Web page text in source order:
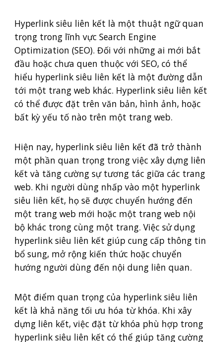
Hyperlink siêu liên kết là một thuật ngữ quan
trọng trong lĩnh vực Search Engine
Optimization (SEO). Đối với những ai mới bắt
đầu hoặc chưa quen thuộc với SEO, có thể
hiểu hyperlink siêu liên kết là một đường dẫn
tới một trang web khác. Hyperlink siêu liên kết
có thể được đặt trên văn bản, hình ảnh, hoặc
bất kỳ yếu tố nào trên một trang web.
Hiện nay, hyperlink siêu liên kết đã trở thành
một phần quan trọng trong việc xây dựng liên
kết và tăng cường sự tương tác giữa các trang
web. Khi người dùng nhấp vào một hyperlink
siêu liên kết, họ sẽ được chuyển hướng đến
một trang web mới hoặc một trang web nội
bộ khác trong cùng một trang. Việc sử dụng
hyperlink siêu liên kết giúp cung cấp thông tin
bổ sung, mở rộng kiến thức hoặc chuyển
hướng người dùng đến nội dung liên quan.
Một điểm quan trọng của hyperlink siêu liên
kết là khả năng tối ưu hóa từ khóa. Khi xây
dựng liên kết, việc đặt từ khóa phù hợp trong
hyperlink siêu liên kết có thể giúp tăng cường